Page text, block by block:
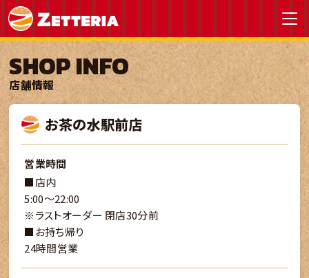
SHOP INFO
店舗情報
お茶の水駅前店
営業時間
■店内
5:00～22:00
※ラストオーダー 閉店30分前
■お持ち帰り
24時間営業